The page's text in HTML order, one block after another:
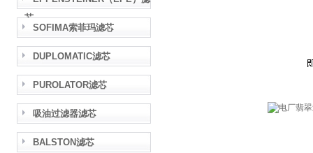
芯
SOFIMA索菲玛滤芯
DUPLOMATIC滤芯
PUROLATOR滤芯
吸油过滤器滤芯
BALSTON滤芯